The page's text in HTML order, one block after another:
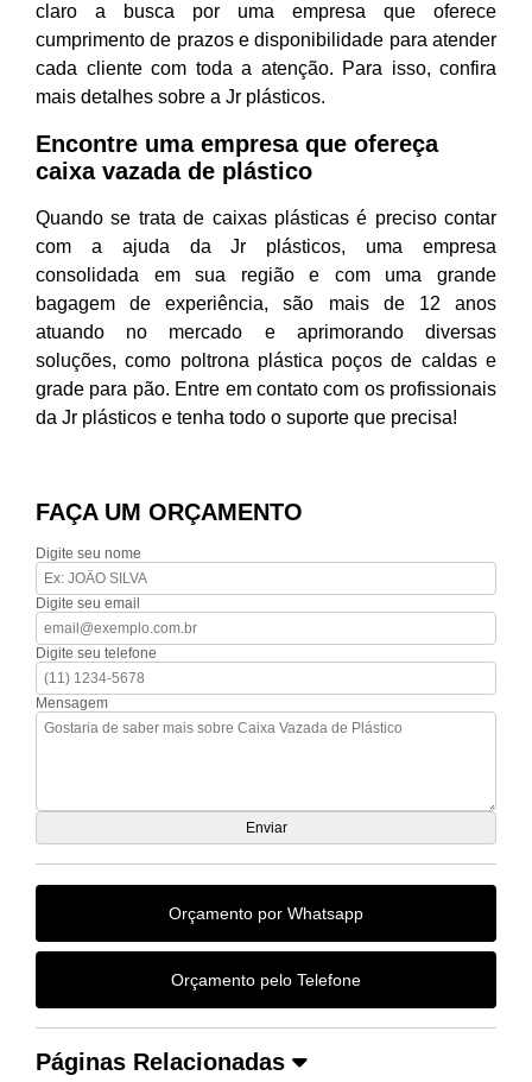
claro a busca por uma empresa que oferece
cumprimento de prazos e disponibilidade para atender
cada cliente com toda a atenção. Para isso, confira
mais detalhes sobre a Jr plásticos.
Encontre uma empresa que ofereça
caixa vazada de plástico
Quando se trata de caixas plásticas é preciso contar
com a ajuda da Jr plásticos, uma empresa
consolidada em sua região e com uma grande
bagagem de experiência, são mais de 12 anos
atuando no mercado e aprimorando diversas
soluções, como poltrona plástica poços de caldas e
grade para pão. Entre em contato com os profissionais
da Jr plásticos e tenha todo o suporte que precisa!
FAÇA UM ORÇAMENTO
Digite seu nome
Digite seu email
Digite seu telefone
Mensagem
Orçamento por Whatsapp
Orçamento pelo Telefone
Páginas Relacionadas